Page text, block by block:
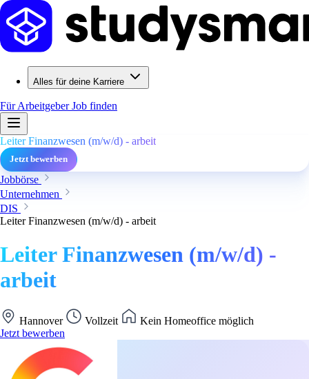
Alles für deine Karriere
Für ArbeitgeberJob finden
Leiter Finanzwesen (m/w/d) - arbeit
Jetzt bewerben
Jobbörse
Unternehmen
DIS
Leiter Finanzwesen (m/w/d) - arbeit
Leiter Finanzwesen (m/w/d) -
arbeit
Hannover Vollzeit
Kein Homeoffice möglich
Jetzt bewerben